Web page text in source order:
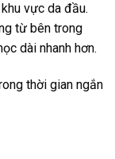
vực da đầu.
từ bên trong
dài nhanh hơn.